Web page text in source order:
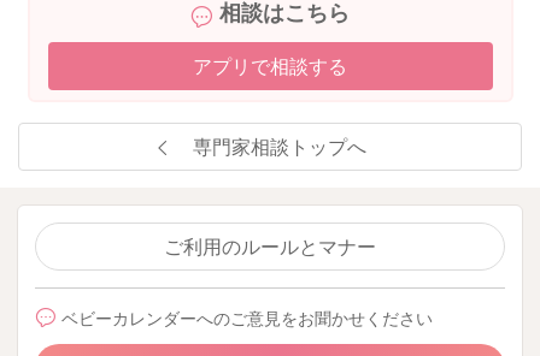
やつをもらっているみたいです。
⇒夜のミルクについては、離乳食からお風呂をはさんで少し時
くと安心です。
23時をなくせたら、その後は15時や19時のミルクを、おやつや
ます。
相談はこちら
アプリで相談する
専門家相談トップへ
ご利用のルールとマナー
ベビーカレンダーへのご意見をお聞かせください